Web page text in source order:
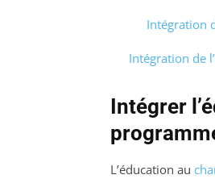
Intégration
Intégration de
Intégrer
L’éducation au